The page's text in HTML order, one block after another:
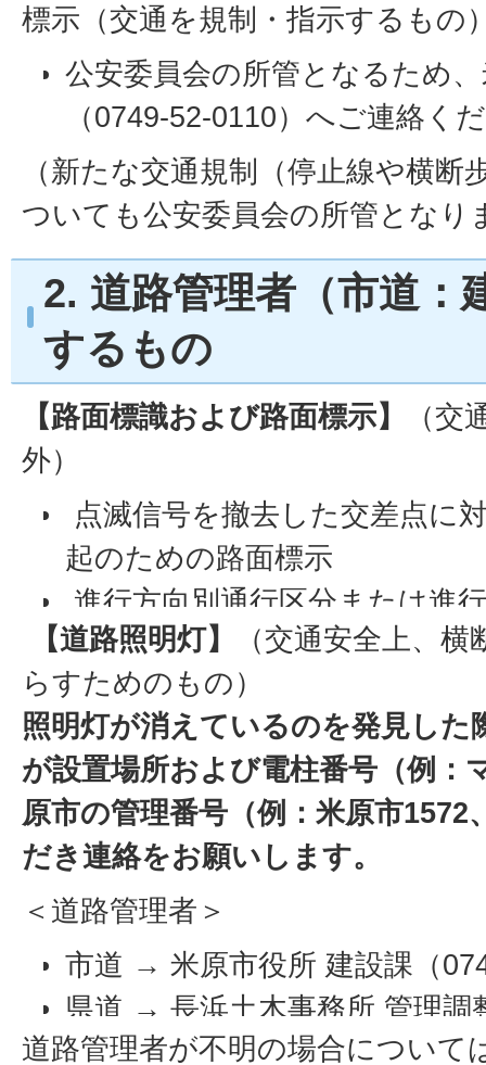
標示（交通を規制・指示するもの
公安委員会の所管となるため
（0749-52-0110）へご連絡く
（新たな交通規制（停止線や横断
ついても公安委員会の所管となり
2. 道路管理者（市道：
するもの
【路面標識および路面標示】
（
外）
点滅信号を撤去した交差点に
起のための路面標示
進行方向別通行区分または進
減速マーク
外側線
グリーンベルト
【道路照明灯】
（交通安全上、
らすためのもの）
照明灯が消えているのを発見した
が設置場所および電柱番号（例：
原市の管理番号（例：米原市1572
だき連絡をお願いします。
＜道路管理者＞
市道 → 米原市役所 建設課（
県道 → 長浜土木事務所 管理調
6639）
道路管理者が不明の場合について